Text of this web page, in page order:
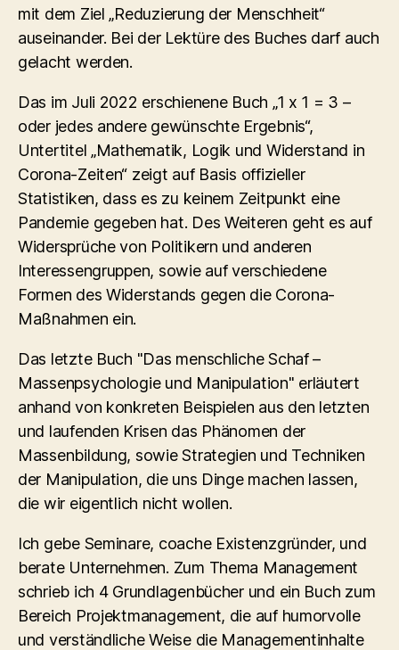
mit dem Ziel „Reduzierung der Menschheit“
auseinander. Bei der Lektüre des Buches darf auch
gelacht werden.
Das im Juli 2022 erschienene Buch „1 x 1 = 3 –
oder jedes andere gewünschte Ergebnis“,
Untertitel „Mathematik, Logik und Widerstand in
Corona-Zeiten“ zeigt auf Basis offizieller
Statistiken, dass es zu keinem Zeitpunkt eine
Pandemie gegeben hat. Des Weiteren geht es auf
Widersprüche von Politikern und anderen
Interessengruppen, sowie auf verschiedene
Formen des Widerstands gegen die Corona-
Maßnahmen ein.
Das letzte Buch "Das menschliche Schaf –
Massenpsychologie und Manipulation" erläutert
anhand von konkreten Beispielen aus den letzten
und laufenden Krisen das Phänomen der
Massenbildung, sowie Strategien und Techniken
der Manipulation, die uns Dinge machen lassen,
die wir eigentlich nicht wollen.
Ich gebe Seminare, coache Existenzgründer, und
berate Unternehmen. Zum Thema Management
schrieb ich 4 Grundlagenbücher und ein Buch zum
Bereich Projektmanagement, die auf humorvolle
und verständliche Weise die Managementinhalte